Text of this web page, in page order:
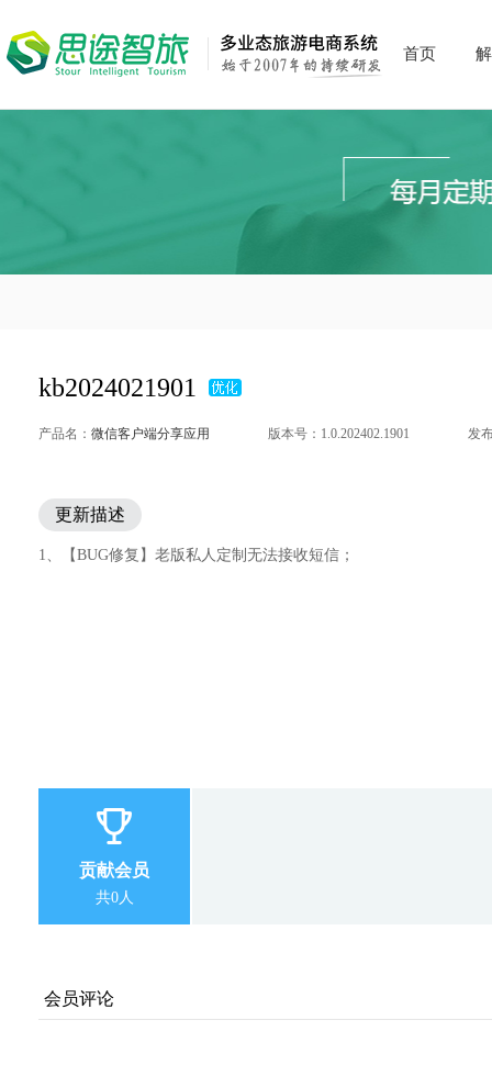
首页
kb2024021901
产品名： 微信客户端分享应用 版本号：1.0.202402.1901 发
更新描述
1、【BUG修复】老版私人定制无法接收短信；
贡献会员
共0人
会员评论